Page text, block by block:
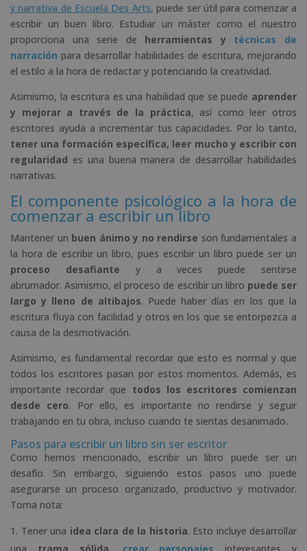
y narrativa de Escuela Des Arts, puede ser útil para comenzar a
escribir un buen libro. Estudiar un máster como el nuestro
proporciona una serie de herramientas y técnicas de
narración para desarrollar habilidades de escritura, mejorando
el estilo a la hora de redactar y potenciando la creatividad.
Asimismo, la escritura es una habilidad que se puede aprender
y mejorar a través de la práctica, así como leer otros
escritores ayuda a incrementar tus capacidades. Por lo tanto,
tener una formación específica, leer mucho y escribir con
regularidad es una buena manera de desarrollar habilidades
narrativas.
El componente psicológico a la hora de
comenzar a escribir un libro
Mantener un buen ánimo y no rendirse son fundamentales a
la hora de escribir un libro, pues escribir un libro puede ser un
proceso desafiante y a veces puede sentirse
abrumador. Asimismo, el proceso de escribir un libro puede ser
largo y lleno de altibajos. Puede haber días en los que la
escritura fluya con facilidad y otros en los que se entorpezca a
causa de la desmotivación.
Asimismo, es fundamental recordar que esto es normal y que
todos los escritores pasan por estos momentos. Además, es
importante recordar que todos los escritores comienzan
desde cero. Por ello, es importante no rendirse y seguir
trabajando en tu obra, incluso cuando te sientas desanimado.
Pasos para escribir un libro sin ser escritor
Como hemos mencionado, escribir un libro puede ser un
desafío. Sin embargo, siguiendo estos pasos uno puede
asegurarse un proceso organizado, productivo y motivador.
Toma nota:
Tener una idea clara de la historia. Esto incluye desarrollar